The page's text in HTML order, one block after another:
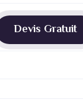
Devis Gratuit